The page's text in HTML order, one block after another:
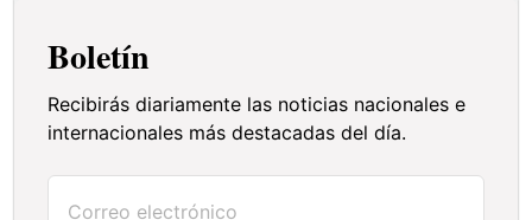
Boletín
Recibirás diariamente las noticias nacionales e
internacionales más destacadas del día.